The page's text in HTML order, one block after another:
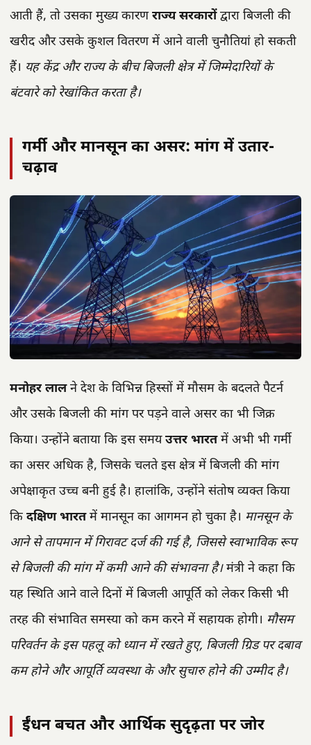
आती हैं, तो उसका मुख्य कारणराज्य सरकारोंद्वारा बिजली की
खरीद और उसके कुशल वितरण में आने वाली चुनौतियां हो सकती
हैं। यह केंद्र और राज्य के बीच बिजली क्षेत्र में जिम्मेदारियों के
बंटवारे को रेखांकित करता है।
गर्मी और मानसून का असर: मांग में उतार-
चढ़ाव
मनोहर लालने देश के विभिन्न हिस्सों में मौसम के बदलते पैटर्न
और उसके बिजली की मांग पर पड़ने वाले असर का भी जिक्र
किया। उन्होंने बताया कि इस समयउत्तर भारतमें अभी भी गर्मी
का असर अधिक है, जिसके चलते इस क्षेत्र में बिजली की मांग
अपेक्षाकृत उच्च बनी हुई है। हालांकि, उन्होंने संतोष व्यक्त किया
कि दक्षिण भारतमें मानसून का आगमन हो चुका है। मानसून के
आने से तापमान में गिरावट दर्ज की गई है, जिससे स्वाभाविक रूप
से बिजली की मांग में कमी आने की संभावना है।मंत्री ने कहा कि
यह स्थिति आने वाले दिनों में बिजली आपूर्ति को लेकर किसी भी
तरह की संभावित समस्या को कम करने में सहायक होगी। मौसम
परिवर्तन के इस पहलू को ध्यान में रखते हुए, बिजली ग्रिड पर दबाव
कम होने और आपूर्ति व्यवस्था के और सुचारु होने की उम्मीद है।
ईंधन बचत और आर्थिक सुदृढ़ता पर जोर